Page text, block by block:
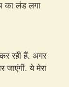
का लंड लगा
रही हैं. अगर
जाएंगी. ये मेरा